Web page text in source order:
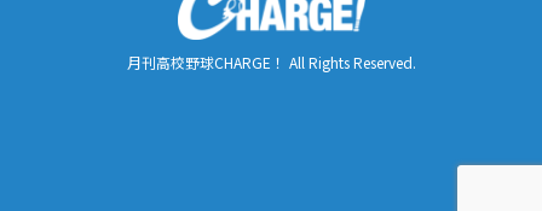
月刊高校野球CHARGE！ All Rights Reserved.